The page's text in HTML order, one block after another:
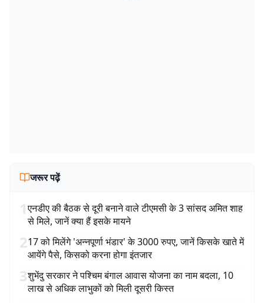
जरूर पढ़ें
1एनडीए की बैठक से दूरी बनाने वाले टीएमसी के 3 सांसद अमित शाह
से मिले, जानें क्या हैं इसके मायने
217 को मिलेंगे 'अन्नपूर्णा भंडार' के 3000 रुपए, जानें किसके खाते में
आयेंगे पैसे, किसको करना होगा इंतजार
3शुभेंदु सरकार ने पश्चिम बंगाल आवास योजना का नाम बदला, 10
लाख से अधिक लाभुकों को मिली दूसरी किस्त